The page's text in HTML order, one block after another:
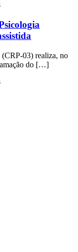
03) realiza, no
do […]